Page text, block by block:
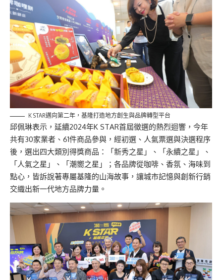
K STAR邁向第二年，基隆打造地方創生與品牌轉型平台
邱佩琳表示，延續2024年K STAR首屆徵選的熱烈迴響，今年
共有30家業者、61件商品參與，經初選、人氣票選與決選程序
後，選出四大類別得獎商品：「新秀之星」、「永續之星」、
「人氣之星」、「潮嚮之星」；各品牌從咖啡、香氛、海味到
點心，皆訴說著專屬基隆的山海故事，讓城市記憶與創新行銷
交織出新一代地方品牌力量。